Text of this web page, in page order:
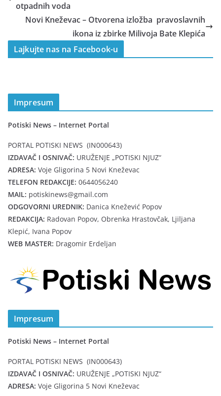
otpadnih voda
Novi Kneževac – Otvorena izložba pravoslavnih
ikona iz zbirke Milivoja Bate Klepića
Lajkujte nas na Facebook-u
Impresum
Potiski News – Internet Portal
PORTAL POTISKI NEWS (IN000643)
IZDAVAČ I OSNIVAČ: URUŽENJE „POTISKI NJUZ“
ADRESA: Voje Gligorina 5 Novi Kneževac
TELEFON REDAKCIJE: 0644056240
MAIL: potiskinews@gmail.com
ODGOVORNI UREDNIK: Danica Knežević Popov
REDAKCIJA: Radovan Popov, Obrenka Hrastovčak, Ljiljana
Klepić, Ivana Popov
WEB MASTER: Dragomir Erdeljan
Impresum
Potiski News – Internet Portal
PORTAL POTISKI NEWS (IN000643)
IZDAVAČ I OSNIVAČ: URUŽENJE „POTISKI NJUZ“
ADRESA: Voje Gligorina 5 Novi Kneževac